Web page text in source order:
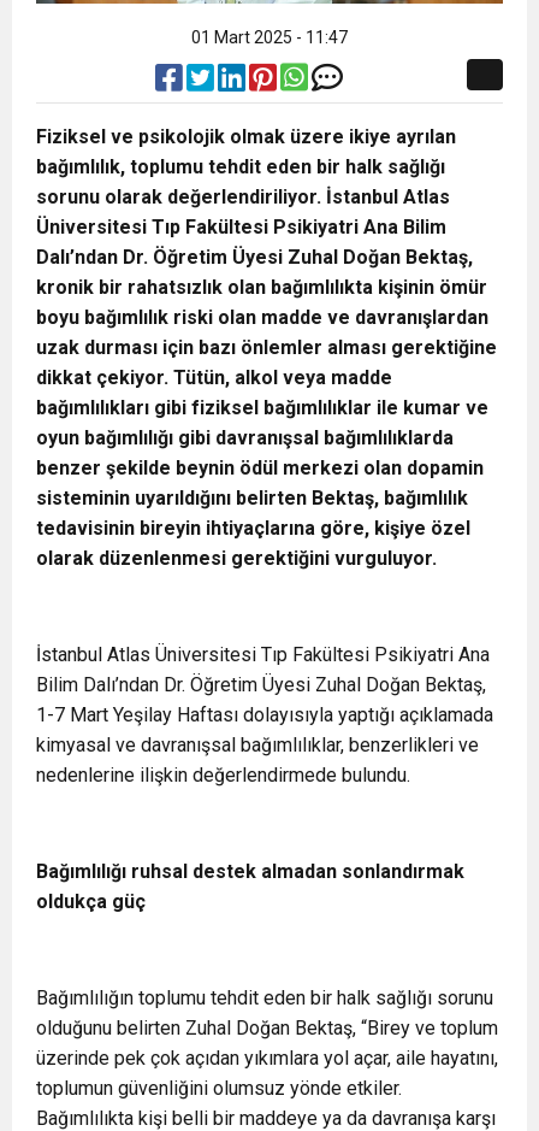
01 Mart 2025 - 11:47
Fiziksel ve psikolojik olmak üzere ikiye ayrılan
bağımlılık, toplumu tehdit eden bir halk sağlığı
sorunu olarak değerlendiriliyor. İstanbul Atlas
Üniversitesi Tıp Fakültesi Psikiyatri Ana Bilim
Dalı’ndan Dr. Öğretim Üyesi Zuhal Doğan Bektaş,
kronik bir rahatsızlık olan bağımlılıkta kişinin ömür
boyu bağımlılık riski olan madde ve davranışlardan
uzak durması için bazı önlemler alması gerektiğine
dikkat çekiyor. Tütün, alkol veya madde
bağımlılıkları gibi fiziksel bağımlılıklar ile kumar ve
oyun bağımlılığı gibi davranışsal bağımlılıklarda
benzer şekilde beynin ödül merkezi olan dopamin
sisteminin uyarıldığını belirten Bektaş, bağımlılık
tedavisinin bireyin ihtiyaçlarına göre, kişiye özel
olarak düzenlenmesi gerektiğini vurguluyor.
İstanbul Atlas Üniversitesi Tıp Fakültesi Psikiyatri Ana
Bilim Dalı’ndan Dr. Öğretim Üyesi Zuhal Doğan Bektaş,
1-7 Mart Yeşilay Haftası dolayısıyla yaptığı açıklamada
kimyasal ve davranışsal bağımlılıklar, benzerlikleri ve
nedenlerine ilişkin değerlendirmede bulundu.
Bağımlılığı ruhsal destek almadan sonlandırmak
oldukça güç
Bağımlılığın toplumu tehdit eden bir halk sağlığı sorunu
olduğunu belirten Zuhal Doğan Bektaş, “Birey ve toplum
üzerinde pek çok açıdan yıkımlara yol açar, aile hayatını,
toplumun güvenliğini olumsuz yönde etkiler.
Bağımlılıkta kişi belli bir maddeye ya da davranışa karşı